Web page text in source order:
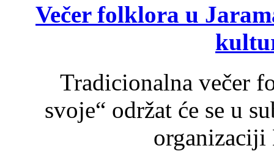
Večer folklora u
Tradicionalna večer
svoje“ održat će se u
organizaciji